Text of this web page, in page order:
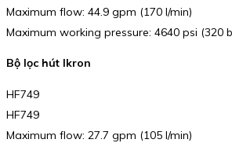
Maximum flow: 44.9 gpm (170 l/min)
Maximum working pressure: 4640 psi (320
Bộ lọc hút Ikron
HF749
HF749
Maximum flow: 27.7 gpm (105 l/min)